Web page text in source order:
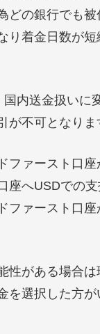
どの銀行でも
り着金日数が短
内送金扱いに
が不可となりま
ファースト口
座へUSDでの
ファースト口
性がある場合は
を選択した方が